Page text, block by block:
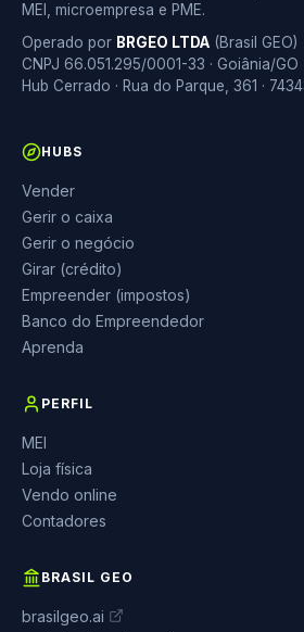
MEI, microempresa e PME.
Operado por BRGEO LTDA (Brasil GEO)
CNPJ 66.051.295/0001-33 · Goiânia/GO
Hub Cerrado · Rua do Parque, 361 ·
HUBS
Vender
Gerir o caixa
Gerir o negócio
Girar (crédito)
Empreender (impostos)
Banco do Empreendedor
Aprenda
PERFIL
MEI
Loja física
Vendo online
Contadores
BRASIL GEO
brasilgeo.ai